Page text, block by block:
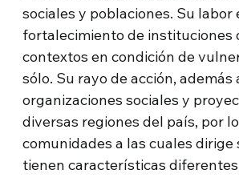
sociales y poblaciones. Su labor
fortalecimiento de instituciones
contextos en condición de
sólo. Su rayo de acción, además
organizaciones sociales y
diversas regiones del país, por
comunidades a las cuales dirige
tienen características